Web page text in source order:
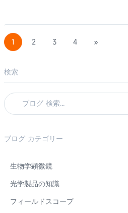
1 2 3 4 »
検索
ブログ カテゴリー
生物学顕微鏡
光学製品の知識
フィールドスコープ